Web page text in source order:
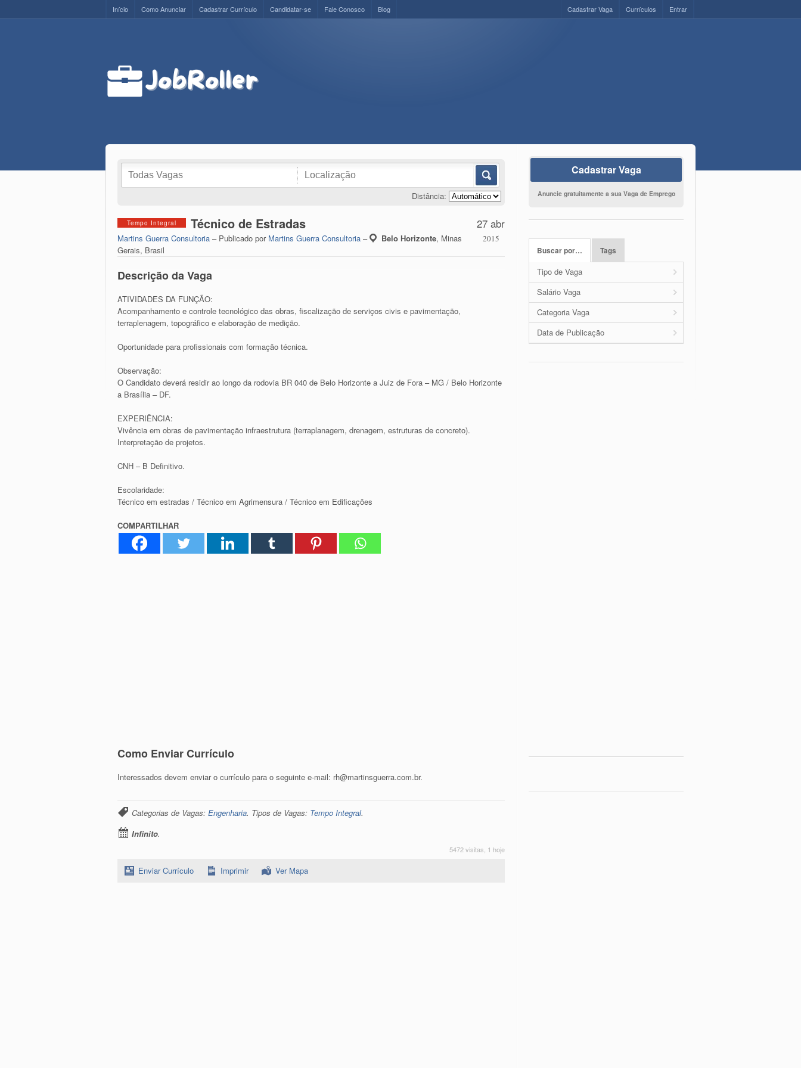
Início Como Anunciar Cadastrar Currículo Candidatar-se Fale Conosco Blog Entrar
Currículos
Cadastrar Vaga
Distância:
27 abr
2015
Tempo Integral Técnico de Estradas
Martins Guerra Consultoria – Publicado por Martins Guerra Consultoria – Belo Horizonte, Minas
Gerais, Brasil
Descrição da Vaga
ATIVIDADES DA FUNÇÃO:
Acompanhamento e controle tecnológico das obras, fiscalização de serviços civis e pavimentação,
terraplenagem, topográfico e elaboração de medição.
Oportunidade para profissionais com formação técnica.
Observação:
O Candidato deverá residir ao longo da rodovia BR 040 de Belo Horizonte a Juiz de Fora – MG / Belo Horizonte
a Brasília – DF.
EXPERIÊNCIA:
Vivência em obras de pavimentação infraestrutura (terraplanagem, drenagem, estruturas de concreto).
Interpretação de projetos.
CNH – B Definitivo.
Escolaridade:
Técnico em estradas / Técnico em Agrimensura / Técnico em Edificações
COMPARTILHAR
Como Enviar Currículo
Interessados devem enviar o currículo para o seguinte e-mail: rh@martinsguerra.com.br.
Categorias de Vagas: Engenharia. Tipos de Vagas: Tempo Integral.
Infinito.
5472 visitas, 1 hoje
Enviar Currículo Imprimir Ver Mapa
Cadastrar Vaga
Anuncie gratuitamente a sua Vaga de Emprego
Buscar por… Tags
Tipo de Vaga
Salário Vaga
Categoria Vaga
Data de Publicação